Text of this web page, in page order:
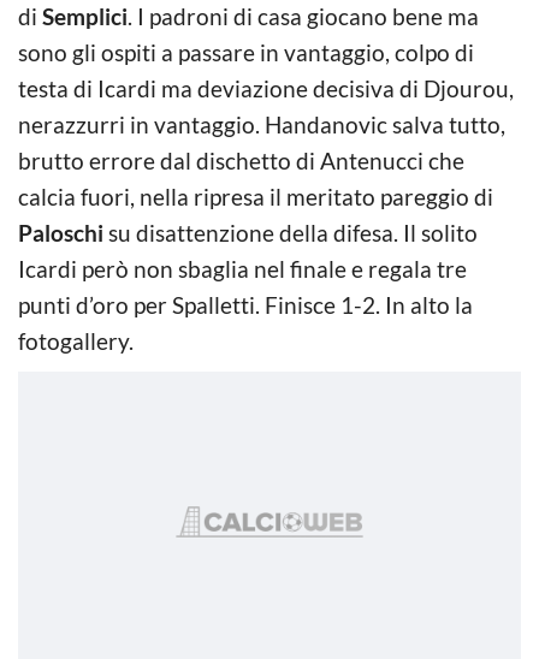
di Semplici. I padroni di casa giocano bene ma
sono gli ospiti a passare in vantaggio, colpo di
testa di Icardi ma deviazione decisiva di Djourou,
nerazzurri in vantaggio. Handanovic salva tutto,
brutto errore dal dischetto di Antenucci che
calcia fuori, nella ripresa il meritato pareggio di
Paloschi su disattenzione della difesa. Il solito
Icardi però non sbaglia nel finale e regala tre
punti d’oro per Spalletti. Finisce 1-2. In alto la
fotogallery.